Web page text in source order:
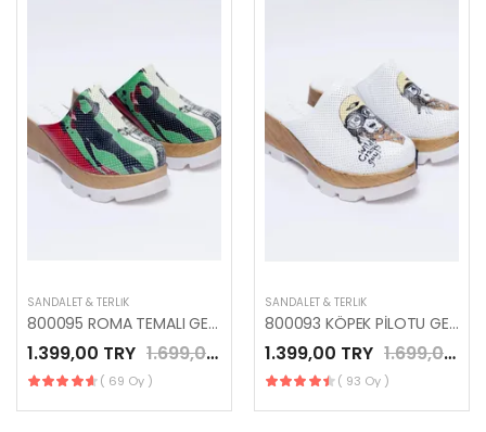
SANDALET & TERLIK
800095 ROMA TEMALI GERÇEK DERİ ANATOMİK PLATFORM TERLİK
1.399,00 TRY 1.699,00 TRY
( 69 Oy )
SANDALET & TERLIK
800093 KÖPEK PİLOTU GERÇEK DERİ ANATOMİK PLATFORM TERLİK
1.399,00 TRY 1.699,00 TRY
( 93 Oy )